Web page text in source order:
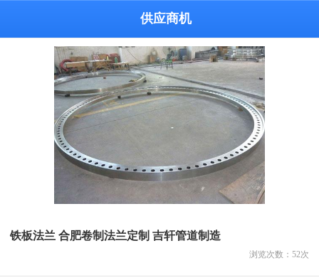
供应商机
铁板法兰 合肥卷制法兰定制 吉轩管道制造
浏览次数： 52次